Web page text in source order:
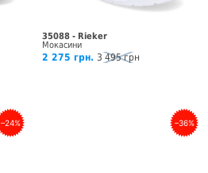
35088 - Rieker
Мокасини
2 275 грн. 3 495 грн
–24% –36%